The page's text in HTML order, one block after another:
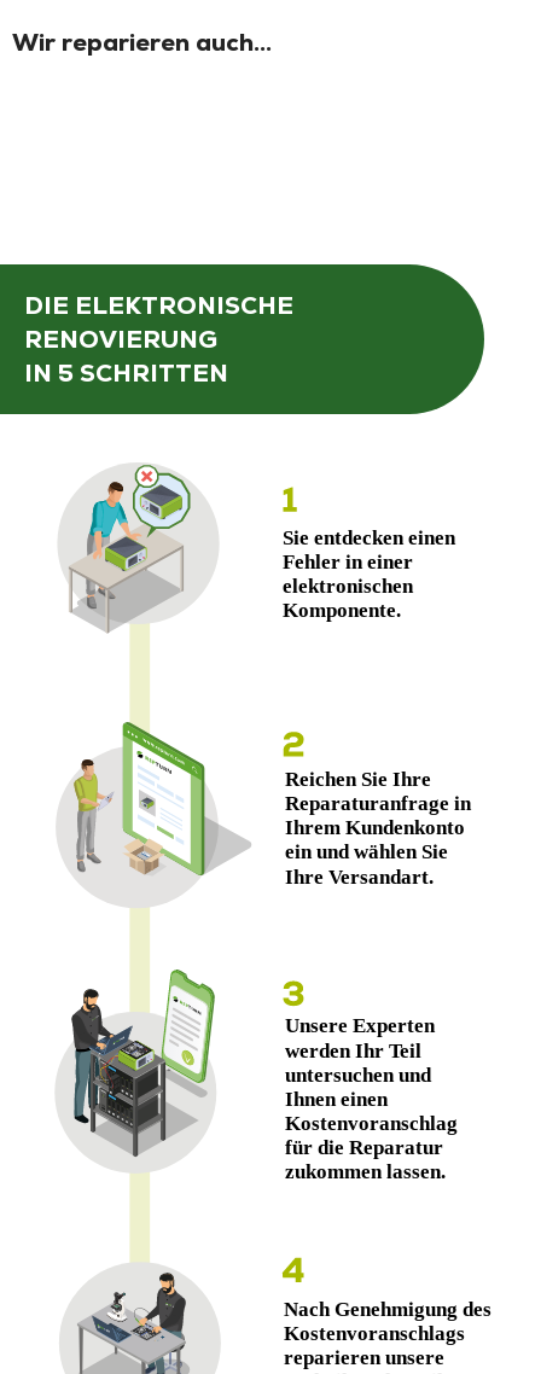
Wir reparieren auch...
DIE ELEKTRONISCHE
RENOVIERUNG
IN 5 SCHRITTEN